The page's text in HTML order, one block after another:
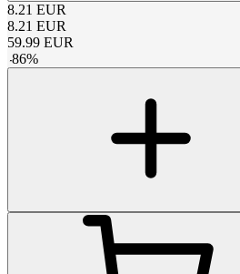
8.21 EUR
8.21 EUR
59.99 EUR
-86%